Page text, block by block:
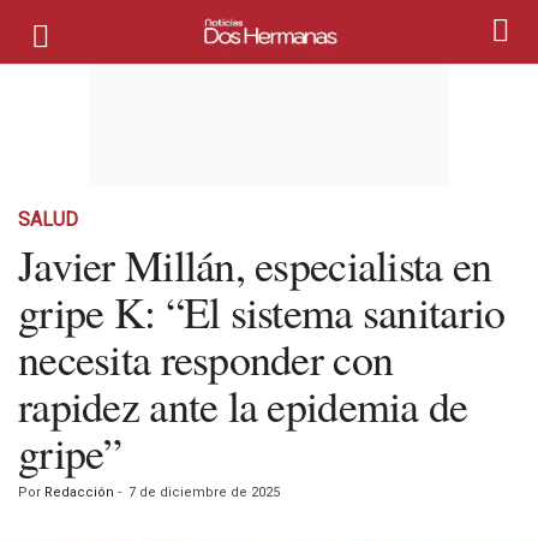
SALUD
Javier Millán, especialista en
gripe K: “El sistema sanitario
necesita responder con
rapidez ante la epidemia de
gripe”
Por Redacción - 7 de diciembre de 2025